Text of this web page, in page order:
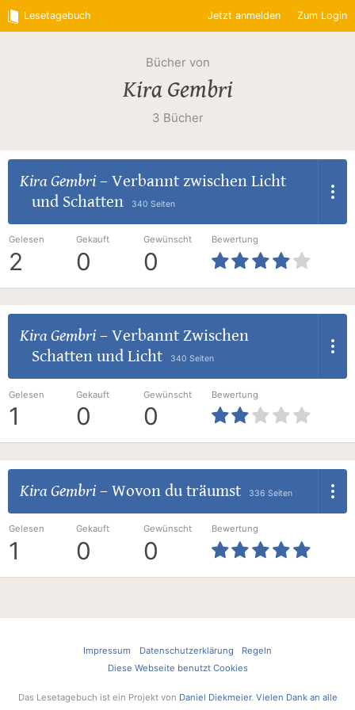
Lesetagebuch Jetzt anmelden Zum Login
Bücher von
Kira Gembri
3 Bücher
Kira Gembri– Verbannt zwischen Licht
und Schatten
340 Seiten
Gelesen
2
Gekauft
0
Gewünscht
0
Bewertung
Kira Gembri– Verbannt Zwischen
Schatten und Licht
340 Seiten
Gelesen
1
Gekauft
0
Gewünscht
0
Bewertung
Kira Gembri– Wovon du träumst 336 Seiten
Gelesen
1
Gekauft
0
Gewünscht
0
Bewertung
Impressum Datenschutzerklärung
Regeln
Diese Webseite benutzt Cookies
Das Lesetagebuch ist ein Projekt von Daniel Diekmeier. Vielen Dank an alle